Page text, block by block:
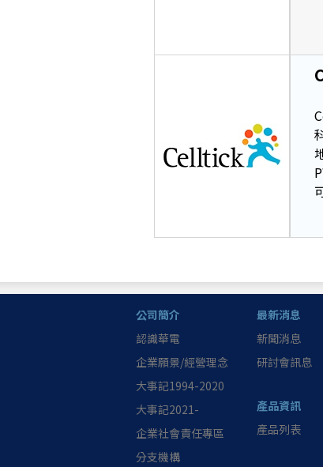
公司簡介
認識華電
企業願景/經營理念
大事記1994-2020
大事記2021-
企業社會責任專區
分支機構
最新消息
新聞消息
研討會訊息
產品資訊
產品列表